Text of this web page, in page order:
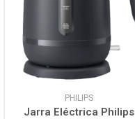
PHILIPS
Jarra Eléctrica Philips